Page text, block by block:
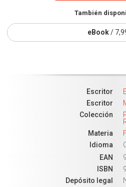
También
eBook/
Escritor
Escritor
Colección
Materia
Idioma
EAN
ISBN
Depósito legal